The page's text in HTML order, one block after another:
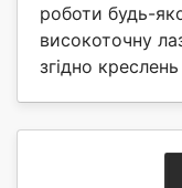
роботи будь-
високоточну
згідно